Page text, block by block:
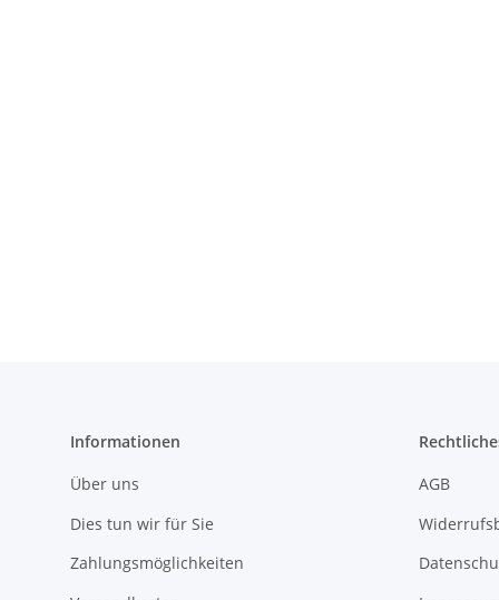
Informationen
Über uns
Dies tun wir für Sie
Zahlungsmöglichkeiten
AGB